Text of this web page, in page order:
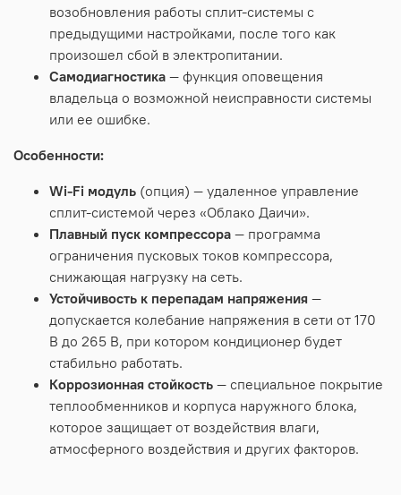
возобновления работы сплит-системы с
предыдущими настройками, после того как
произошел сбой в электропитании.
Самодиагностика — функция оповещения
владельца о возможной неисправности системы
или ее ошибке.
Особенности:
Wi-Fi модуль (опция) — удаленное управление
сплит-системой через «Облако Даичи».
Плавный пуск компрессора — программа
ограничения пусковых токов компрессора,
снижающая нагрузку на сеть.
Устойчивость к перепадам напряжения —
допускается колебание напряжения в сети от 170
В до 265 В, при котором кондиционер будет
стабильно работать.
Коррозионная стойкость — специальное покрытие
теплообменников и корпуса наружного блока,
которое защищает от воздействия влаги,
атмосферного воздействия и других факторов.